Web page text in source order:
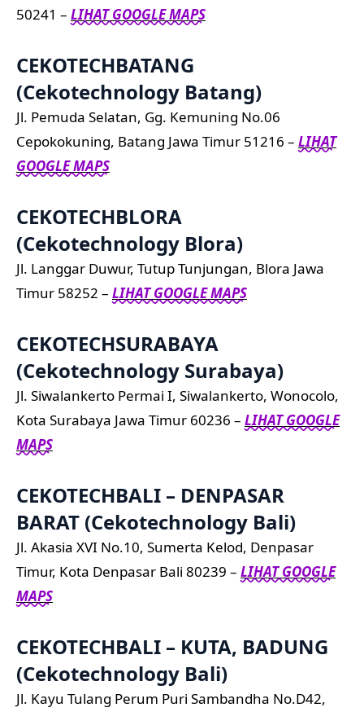
50241 – LIHAT GOOGLE MAPS
CEKOTECHBATANG
(Cekotechnology Batang)
Jl. Pemuda Selatan, Gg. Kemuning No.06
Cepokokuning, Batang Jawa Timur 51216 – LIHAT
GOOGLE MAPS
CEKOTECHBLORA
(Cekotechnology Blora)
Jl. Langgar Duwur, Tutup Tunjungan, Blora Jawa
Timur 58252 – LIHAT GOOGLE MAPS
CEKOTECHSURABAYA
(Cekotechnology Surabaya)
Jl. Siwalankerto Permai I, Siwalankerto, Wonocolo,
Kota Surabaya Jawa Timur 60236 – LIHAT GOOGLE
MAPS
CEKOTECHBALI – DENPASAR
BARAT (Cekotechnology Bali)
Jl. Akasia XVI No.10, Sumerta Kelod, Denpasar
Timur, Kota Denpasar Bali 80239 – LIHAT GOOGLE
MAPS
CEKOTECHBALI – KUTA, BADUNG
(Cekotechnology Bali)
Jl. Kayu Tulang Perum Puri Sambandha No.D42,